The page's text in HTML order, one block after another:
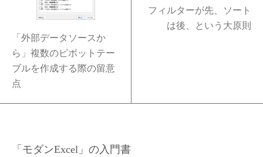
「外部データソースか
ら」複数のピボットテー
ブルを作成する際の留意
点
フィルターが先、ソート
は後、という大原則
「モダンExcel」の入門書